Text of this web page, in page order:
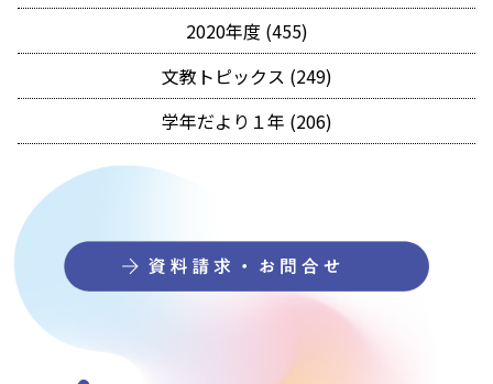
2020年度 (455)
文教トピックス (249)
学年だより１年 (206)